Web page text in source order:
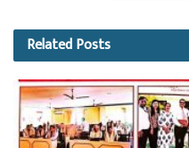
RelatedPosts